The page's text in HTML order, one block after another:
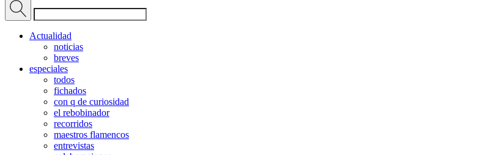
Actualidad
noticias
breves
especiales
todos
fichados
con q de curiosidad
el rebobinador
recorridos
maestros flamencos
entrevistas